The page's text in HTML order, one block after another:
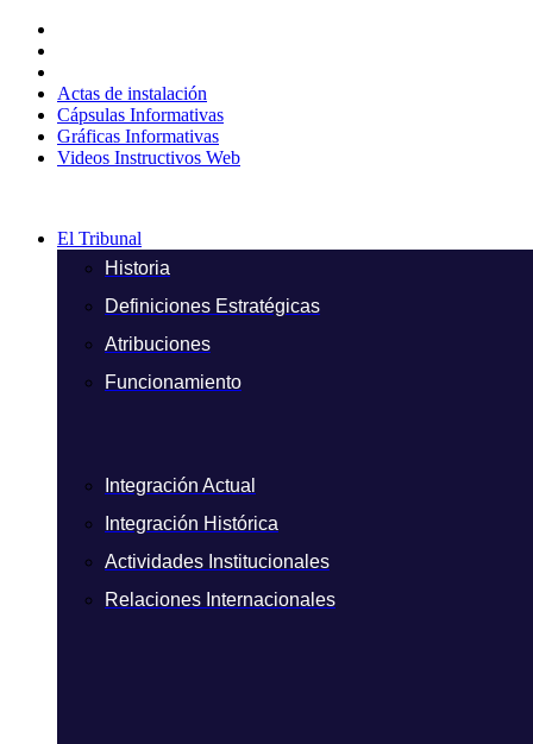
contenido
Actas de instalación
Cápsulas Informativas
Gráficas Informativas
Videos Instructivos Web
El Tribunal
Historia
Definiciones Estratégicas
Atribuciones
Funcionamiento
Integración Actual
Integración Histórica
Actividades Institucionales
Relaciones Internacionales